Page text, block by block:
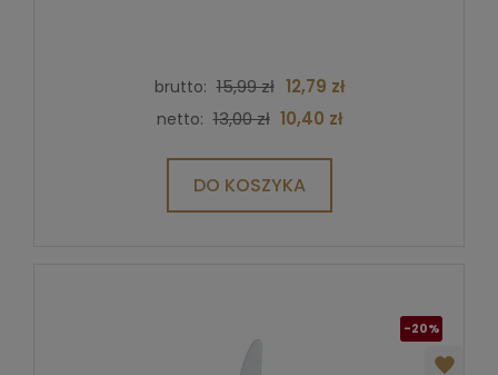
brutto: 15,99 zł 12,79 zł
netto: 13,00 zł 10,40 zł
DO KOSZYKA
-20%